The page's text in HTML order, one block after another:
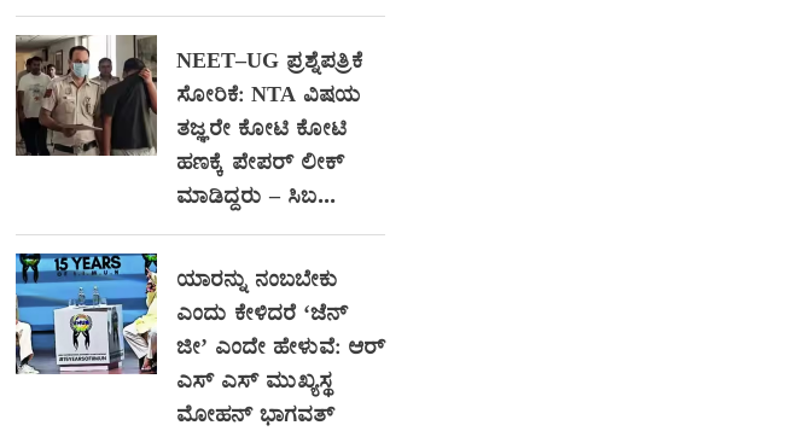
NEET–UG ಪ್ರಶ್ನೆಪತ್ರಿಕೆ
ಸೋರಿಕೆ: NTA ವಿಷಯ
ತಜ್ಞರೇ ಕೋಟಿ ಕೋಟಿ
ಹಣಕ್ಕೆ ಪೇಪರ್ ಲೀಕ್
ಮಾಡಿದ್ದರು – ಸಿಬ...
ಯಾರನ್ನು ನಂಬಬೇಕು
ಎಂದು ಕೇಳಿದರೆ ‘ಜೆನ್
ಜೀ’ ಎಂದೇ ಹೇಳುವೆ: ಆರ್‌
ಎಸ್ ಎಸ್ ಮುಖ್ಯಸ್ಥ
ಮೋಹನ್ ಭಾಗವತ್